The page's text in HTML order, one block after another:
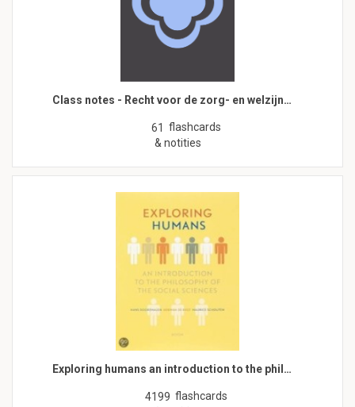
Class notes - Recht voor de zorg- en welzijn…
61 flashcards
& notities
Exploring humans an introduction to the phil…
4199 flashcards